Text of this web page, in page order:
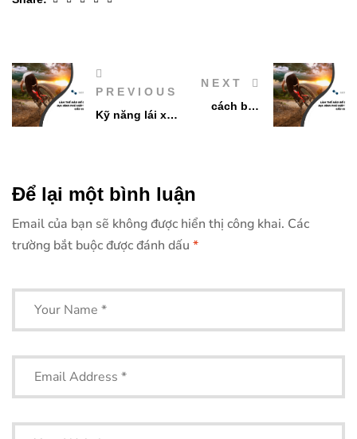
PREVIOUS
Kỹ năng lái xe
NEXT
cách bảo
Để lại một bình luận
Email của bạn sẽ không được hiển thị công khai. Các
trường bắt buộc được đánh dấu *